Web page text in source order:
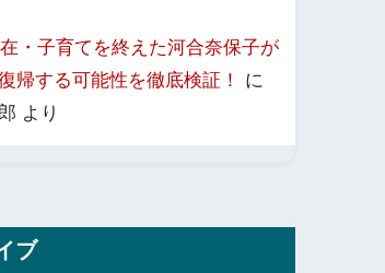
・子育てを終えた河合奈保子が
帰する可能性を徹底検証！
に
より
ブ